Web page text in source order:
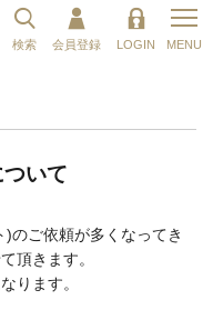
検索 会員登録 LOGIN MENU
いて
)のご依頼が多くなってき
頂きます。
ります。